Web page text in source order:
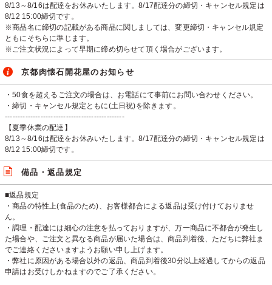
8/13～8/16は配達をお休みいたします。8/17配達分の締切・キャンセル規定は
8/12 15:00締切です。
※商品名に締切の記載がある商品に関しましては、変更締切・キャンセル規定
ともにそちらに準じます。
※ご注文状況によって早期に締め切らせて頂く場合がございます。
京都肉懐石開花屋のお知らせ
・50食を超えるご注文の場合は、お電話にて事前にお問い合わせください。
・締切・キャンセル規定ともに(土日祝)を除きます。
-----------------------------------------------
【夏季休業の配達】
8/13～8/16は配達をお休みいたします。8/17配達分の締切・キャンセル規定は
8/12 15:00締切です。
備品・返品規定
■返品規定
・商品の特性上(食品のため)、お客様都合による返品は受け付けておりませ
ん。
・調理・配達には細心の注意を払っておりますが、万一商品に不都合が発生し
た場合や、ご注文と異なる商品が届いた場合は、商品到着後、ただちに弊社ま
でご連絡くださいますようお願い申し上げます。
・弊社に原因がある場合以外の返品、商品到着後30分以上経過してからの返品
申請はお受けしかねますのでご了承ください。